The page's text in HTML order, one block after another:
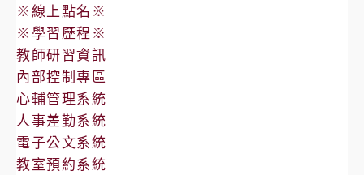
※線上點名※
※學習歷程※
教師研習資訊
內部控制專區
心輔管理系統
人事差勤系統
電子公文系統
教室預約系統